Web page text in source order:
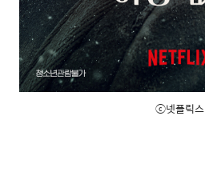
ⓒ넷플릭스